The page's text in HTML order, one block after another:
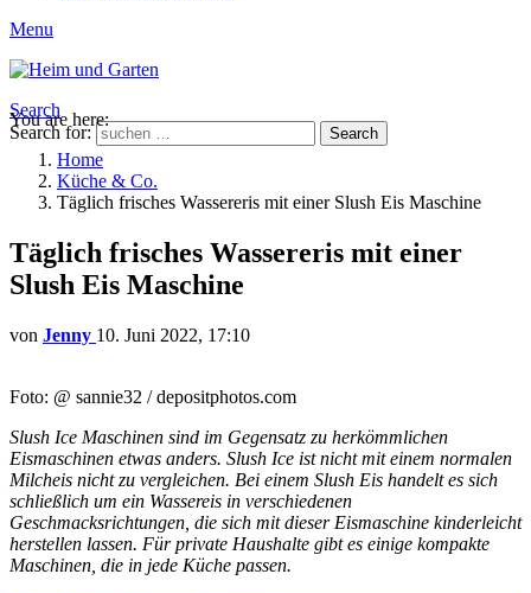
Menu
Search
Search for:
Search
You are here:
Home
Küche & Co.
Täglich frisches Wassereris mit einer Slush Eis Maschine
Täglich frisches Wassereris mit einer
Slush Eis Maschine
von Jenny 10. Juni 2022, 17:10
Foto: @ sannie32 / depositphotos.com
Slush Ice Maschinen sind im Gegensatz zu herkömmlichen
Eismaschinen etwas anders. Slush Ice ist nicht mit einem normalen
Milcheis nicht zu vergleichen. Bei einem Slush Eis handelt es sich
schließlich um ein Wassereis in verschiedenen
Geschmacksrichtungen, die sich mit dieser Eismaschine kinderleicht
herstellen lassen. Für private Haushalte gibt es einige kompakte
Maschinen, die in jede Küche passen.